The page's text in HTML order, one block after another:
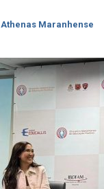
Athenas Maranhense